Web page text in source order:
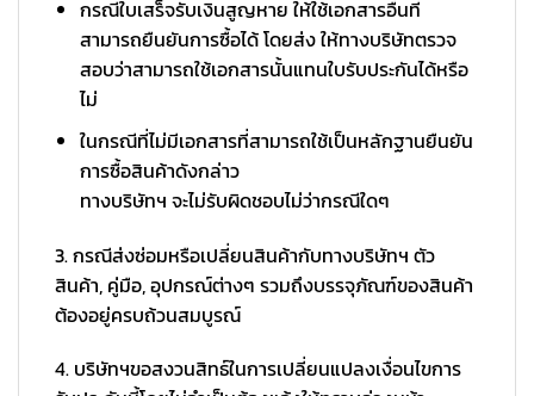
กรณีใบเสร็จรับเงินสูญหาย ให้ใช้เอกสารอื่นที่
สามารถยืนยันการซื้อได้ โดยส่ง ให้ทางบริษัทตรวจ
สอบว่าสามารถใช้เอกสารนั้นแทนใบรับประกันได้หรือ
ไม่
ในกรณีที่ไม่มีเอกสารที่สามารถใช้เป็นหลักฐานยืนยัน
การซื้อสินค้าดังกล่าว
ทางบริษัทฯ จะไม่รับผิดชอบไม่ว่ากรณีใดๆ
3. กรณีส่งซ่อมหรือเปลี่ยนสินค้ากับทางบริษัทฯ ตัว
สินค้า, คู่มือ, อุปกรณ์ต่างๆ รวมถึงบรรจุภัณฑ์ของสินค้า
ต้องอยู่ครบถ้วนสมบูรณ์
4. บริษัทฯขอสงวนสิทธ์ในการเปลี่ยนแปลงเงื่อนไขการ